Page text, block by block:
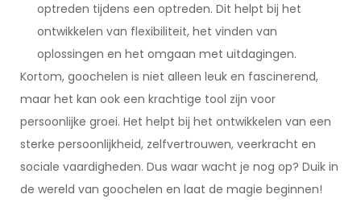
optreden tijdens een optreden. Dit helpt bij het
ontwikkelen van flexibiliteit, het vinden van
oplossingen en het omgaan met uitdagingen.
Kortom, goochelen is niet alleen leuk en fascinerend,
maar het kan ook een krachtige tool zijn voor
persoonlijke groei. Het helpt bij het ontwikkelen van een
sterke persoonlijkheid, zelfvertrouwen, veerkracht en
sociale vaardigheden. Dus waar wacht je nog op? Duik in
de wereld van goochelen en laat de magie beginnen!